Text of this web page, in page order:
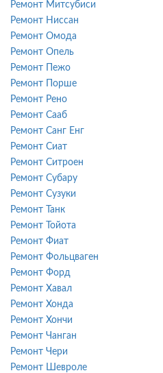
Ремонт Митсубиси
Ремонт Ниссан
Ремонт Омода
Ремонт Опель
Ремонт Пежо
Ремонт Порше
Ремонт Рено
Ремонт Сааб
Ремонт Санг Енг
Ремонт Сиат
Ремонт Ситроен
Ремонт Субару
Ремонт Сузуки
Ремонт Танк
Ремонт Тойота
Ремонт Фиат
Ремонт Фольцваген
Ремонт Форд
Ремонт Хавал
Ремонт Хонда
Ремонт Хончи
Ремонт Чанган
Ремонт Чери
Ремонт Шевроле